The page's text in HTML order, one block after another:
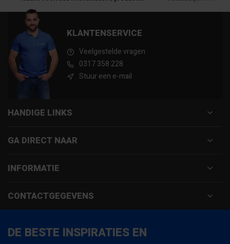
KLANTENSERVICE
Veelgestelde vragen
0317 358 228
Stuur een e-mail
HANDIGE LINKS
GA DIRECT NAAR
INFORMATIE
CONTACTGEGEVENS
DE BESTE INSPIRATIES EN